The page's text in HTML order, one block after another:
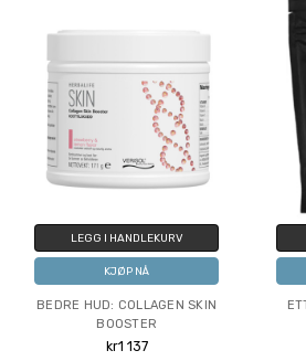
LEGG I HANDLEKURV
KJØP NÅ
BEDRE HUD: COLLAGEN SKIN
BOOSTER
kr1 137